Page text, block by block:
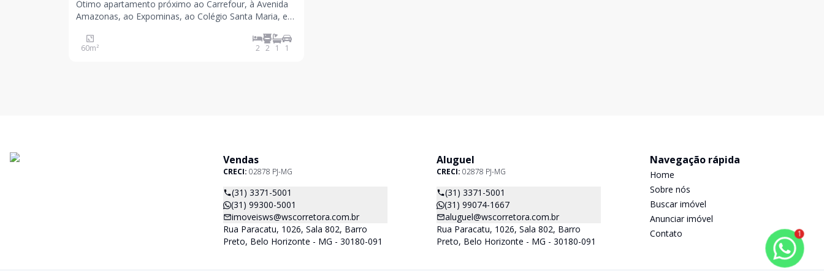
Ótimo apartamento próximo ao Carrefour, à Avenida
Amazonas, ao Expominas, ao Colégio Santa Maria, e
e gás canalizado. Apartamento com sala para dois
ambientes, dois quartos, sendo uma suíte com v
60m² 2 2 1 1
Vendas
CRECI: 02878 PJ-MG
(31) 3371-5001
(31) 99300-5001
imoveisws@wscorretora.com.br
Rua Paracatu, 1026, Sala 802, Barro
Preto, Belo Horizonte - MG - 30180-091
Aluguel
CRECI: 02878 PJ-MG
(31) 3371-5001
(31) 99074-1667
aluguel@wscorretora.com.br
Rua Paracatu, 1026, Sala 802, Barro
Preto, Belo Horizonte - MG - 30180-091
Navegação rápida
Home
Sobre nós
Buscar imóvel
Anunciar imóvel
Contato
1